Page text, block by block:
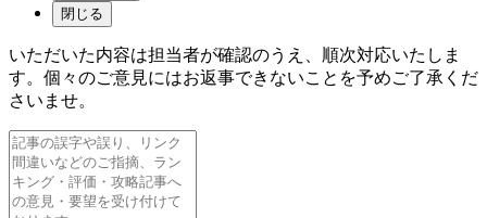
閉じる
いただいた内容は担当者が確認のうえ、順次対応いたしま
す。個々のご意見にはお返事できないことを予めご了承くだ
さいませ。